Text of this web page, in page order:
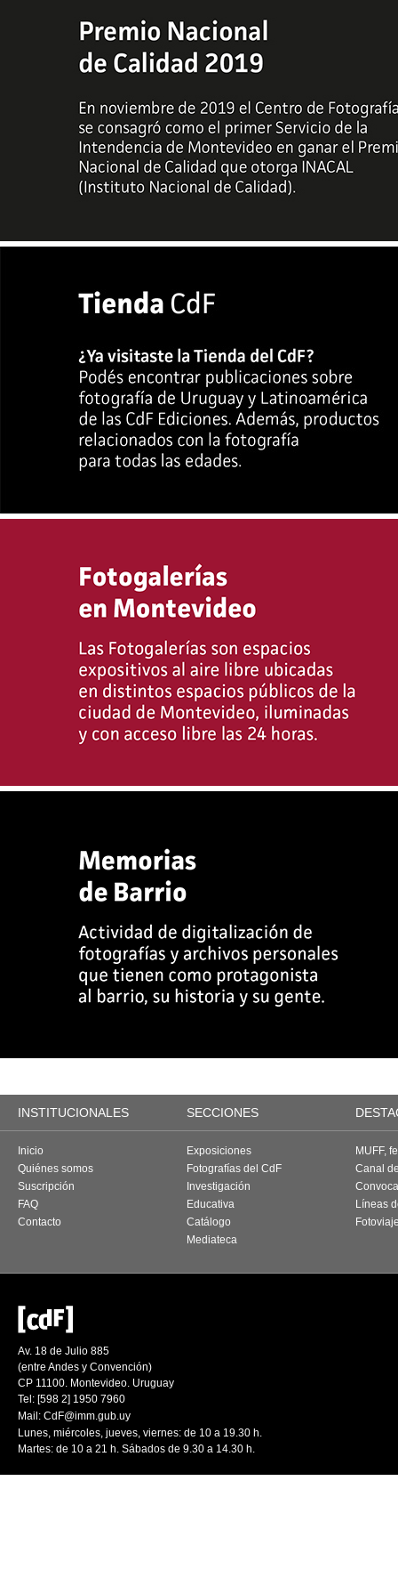
INSTITUCIONALES SECCIONES
Inicio
Quiénes somos
Suscripción
FAQ
Contacto
Exposiciones
Fotografías del CdF
Investigación
Educativa
Catálogo
Mediateca
MUFF,
Canal
Líneas
Av. 18 de Julio 885
(entre Andes y Convención)
CP 11100. Montevideo. Uruguay
Tel: [598 2] 1950 7960
Mail: CdF@imm.gub.uy
Lunes, miércoles, jueves, viernes: de 10 a 19.30 h.
Martes: de 10 a 21 h. Sábados de 9.30 a 14.30 h.